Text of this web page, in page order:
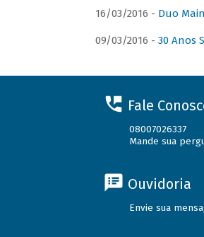
16/03/2016 - Duo
09/03/2016 - 30 Anos
Fale
08007026337
Mande sua
Ouvidoria
Envie sua